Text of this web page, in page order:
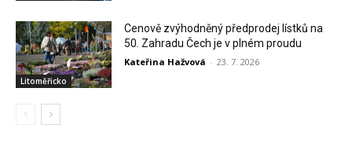
Litoměřicko
Cenově zvýhodněný předprodej lístků na
50. Zahradu Čech je v plném proudu
Kateřina Hažvová - 23. 7. 2026